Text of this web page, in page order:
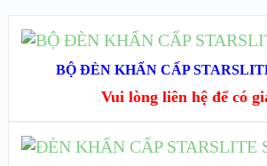
XEM NHANH
XEM CHI TIẾT
ĐỌC TIẾP
BỘ ĐÈN KHẨN CẤP
Vui lòng liên hệ để có
ĐỌC TIẾP